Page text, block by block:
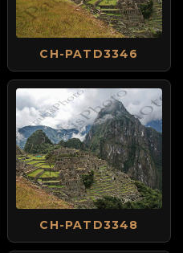
CH-PATD3346
CH-PATD3348